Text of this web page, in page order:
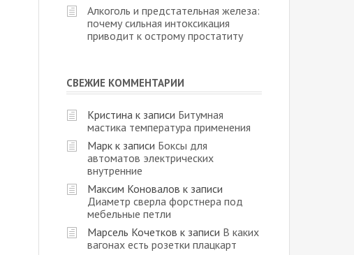
Алкоголь и предстательная железа:
почему сильная интоксикация
приводит к острому простатиту
СВЕЖИЕ КОММЕНТАРИИ
Кристина к записи Битумная
мастика температура применения
Марк к записи Боксы для
автоматов электрических
внутренние
Максим Коновалов к записи
Диаметр сверла форстнера под
мебельные петли
Марсель Кочетков к записи В каких
вагонах есть розетки плацкарт